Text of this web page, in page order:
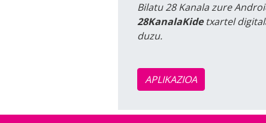
Bilatu 28 Kanala zure
28KanalaKidetxartel
duzu.
APLIKAZIOA